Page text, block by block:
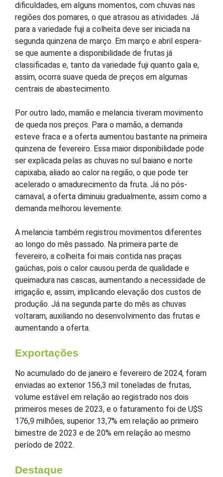
dificuldades, em alguns momentos, com chuvas nas
regiões dos pomares, o que atrasou as atividades. Já
para a variedade fuji a colheita deve ser iniciada na
segunda quinzena de março. Em março e abril espera-
se que aumente a disponibilidade de frutas já
classificadas e, tanto da variedade fuji quanto gala e,
assim, ocorra suave queda de preços em algumas
centrais de abastecimento.
Por outro lado, mamão e melancia tiveram movimento
de queda nos preços. Para o mamão, a demanda
esteve fraca e a oferta aumentou bastante na primeira
quinzena de fevereiro. Essa maior disponibilidade pode
ser explicada pelas as chuvas no sul baiano e norte
capixaba, aliado ao calor na região, o que pode ter
acelerado o amadurecimento da fruta. Já no pós-
carnaval, a oferta diminuiu gradualmente, assim como a
demanda melhorou levemente.
A melancia também registrou movimentos diferentes
ao longo do mês passado. Na primeira parte de
fevereiro, a colheita foi mais contida nas praças
gaúchas, pois o calor causou perda de qualidade e
queimadura nas cascas, aumentando a necessidade de
irrigação e, assim, implicando elevação dos custos de
produção. Já na segunda parte do mês as chuvas
voltaram, auxiliando no desenvolvimento das frutas e
aumentando a oferta.
Exportações
No acumulado do de janeiro e fevereiro de 2024, foram
enviadas ao exterior 156,3 mil toneladas de frutas,
volume estável em relação ao registrado nos dois
primeiros meses de 2023, e o faturamento foi de U$S
176,9 milhões, superior 13,7% em relação ao primeiro
bimestre de 2023 e de 20% em relação ao mesmo
período de 2022.
Destaque